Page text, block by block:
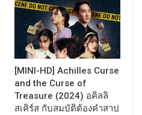
[MINI-HD] Achilles Curse
and the Curse of
Treasure (2024) อคิลลิ
สเคิร์ส กับสมบัติต้องคำสาป